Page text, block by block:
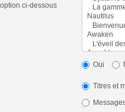
ci-dessous
Oui
Titres et